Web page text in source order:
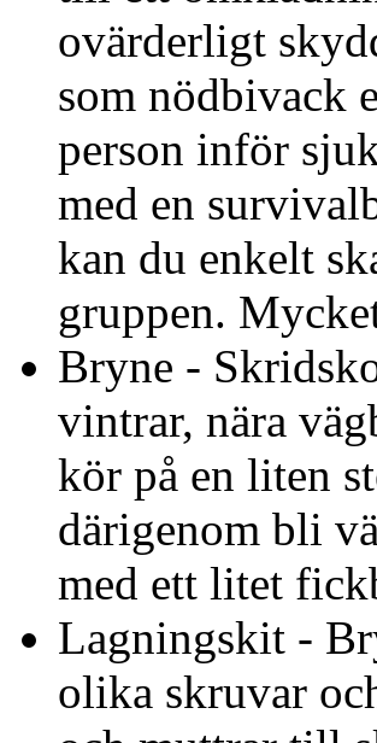
ovärderligt
som nödbivack
person inför
med en
kan du enkelt
gruppen.
Bryne -
vintrar, nära
kör på en liten
därigenom bli
med ett litet
Lagningskit -
olika skruvar